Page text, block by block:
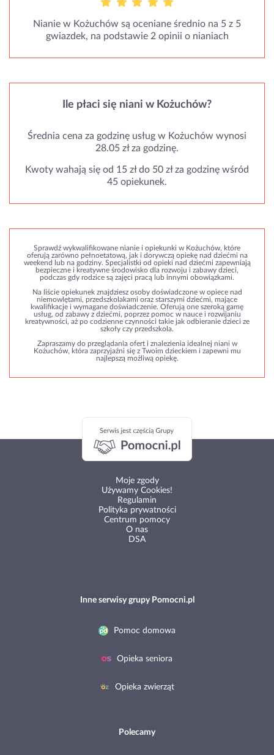
Nianie w Kożuchów są oceniane średnio na 5 z 5
gwiazdek, na podstawie 2 opinii o nianiach
Ile płaci się niani w Kożuchów?
Średnia cena za godzinę usług w Kożuchów wynosi
28.05 zł za godzinę.
Kwoty wahają się od 15 zł do 50 zł za godzinę wśród
45 opiekunek.
Sprawdź wykwalifikowane nianie i opiekunki w Kożuchów, które
oferują zarówno pełnoetatową, jak i dorywczą opiekę nad dziećmi na
weekend lub na godziny. Specjalistki od opieki nad dziećmi zapewniają
bezpieczne i kreatywne środowisko dla rozwoju i zabawy dzieci,
podczas gdy rodzice są zajęci pracą lub innymi obowiązkami.
Na liście opiekunek znajdziesz osoby doświadczone w opiece nad
niemowlętami, przedszkolakami oraz starszymi dziećmi, mające
kwalifikacje i wymagane doświadczenie. Oferują one szeroką gamę
usług, od zabawy z dziećmi, poprzez pomoc w nauce i rozwijaniu
kreatywności, aż po codzienne czynności takie jak odbieranie dzieci ze
szkoły czy przedszkola.
Zapraszamy do przeglądania ofert i znalezienia idealnej niani w
Kożuchów, która zaprzyjaźni się z Twoim dzieckiem i zapewni mu
najlepszą możliwą opiekę.
Moje zgody
Używamy Cookies!
Regulamin
Polityka prywatności
Centrum pomocy
O nas
DSA
Inne serwisy grupy Pomocni.pl
Pomoc domowa
Opieka seniora
Opieka zwierząt
Polecamy